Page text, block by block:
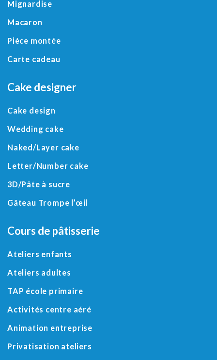
Mignardise
Macaron
Pièce montée
Carte cadeau
Cake designer
Cake design
Wedding cake
Naked/Layer cake
Letter/Number cake
3D/Pâte à sucre
Gâteau Trompe l’œil
Cours de pâtisserie
Ateliers enfants
Ateliers adultes
TAP école primaire
Activités centre aéré
Animation entreprise
Privatisation ateliers